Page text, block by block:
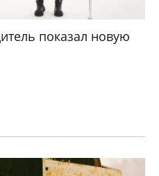
показал новую